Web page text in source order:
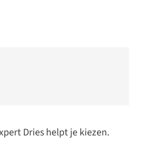
Dries helpt je kiezen.